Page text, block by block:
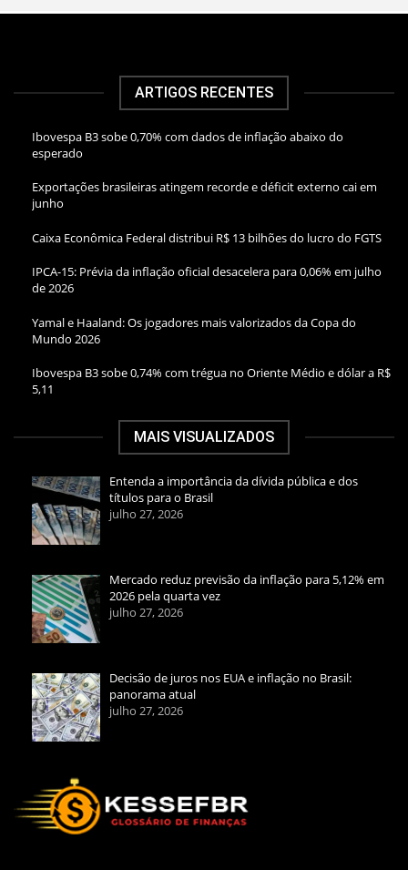
ARTIGOS RECENTES
Ibovespa B3 sobe 0,70% com dados de inflação abaixo do
esperado
Exportações brasileiras atingem recorde e déficit externo cai em
junho
Caixa Econômica Federal distribui R$ 13 bilhões do lucro do FGTS
IPCA-15: Prévia da inflação oficial desacelera para 0,06% em julho
de 2026
Yamal e Haaland: Os jogadores mais valorizados da Copa do
Mundo 2026
Ibovespa B3 sobe 0,74% com trégua no Oriente Médio e dólar a R$
5,11
MAIS VISUALIZADOS
Entenda a importância da dívida pública e dos
títulos para o Brasil
julho 27, 2026
Mercado reduz previsão da inflação para 5,12% em
2026 pela quarta vez
julho 27, 2026
Decisão de juros nos EUA e inflação no Brasil:
panorama atual
julho 27, 2026